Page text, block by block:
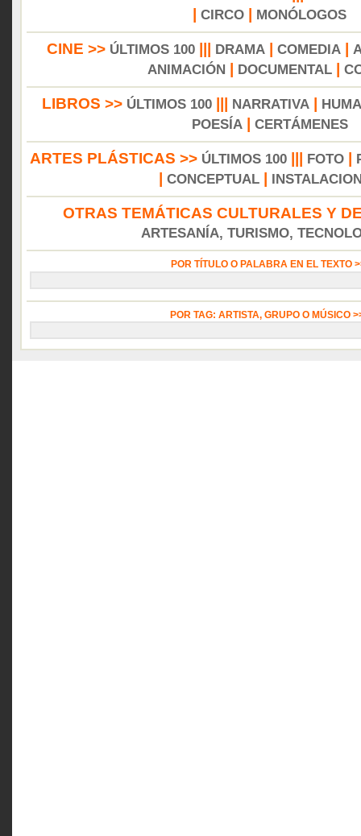
CIRCO MONÓLOGOS
CINE >> ÚLTIMOS 100 DRAMA COMEDIA
ANIMACIÓN
DOCUMENTAL|
LIBROS >> ÚLTIMOS 100 NARRATIVA
POESÍA| CERTÁMENES
ARTES PLÁSTICAS >> ÚLTIMOS 100 FOTO
CONCEPTUAL
OTRAS TEMÁTICAS CULTURALES Y
ARTESANÍA, TURISMO,
POR TÍTULO O PALABRA EN EL TEXTO
POR TAG: ARTISTA, GRUPO O MÚSICO